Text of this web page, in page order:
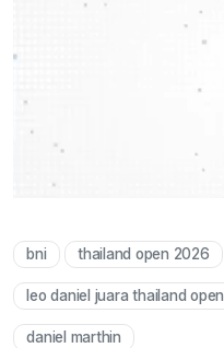
bni thailand open 2026
leo daniel juara thailand open
daniel marthin